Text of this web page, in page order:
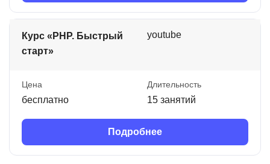
Курс «PHP. Быстрый
старт»
youtube
Цена
бесплатно
Длительность
15 занятий
Подробнее